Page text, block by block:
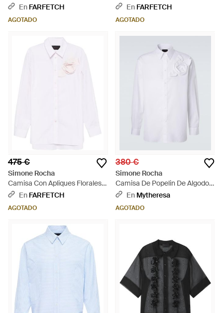
RosaEn FARFETCH
AGOTADO
Artificiales - Negro
En FARFETCH
AGOTADO
475 €
Simone Rocha
Camisa Con Apliques Florales -
Blanco
En FARFETCH
AGOTADO
380 €
Simone Rocha
Camisa De Popelin De Algodon
Con Aplique Floral - Blanco
En Mytheresa
AGOTADO